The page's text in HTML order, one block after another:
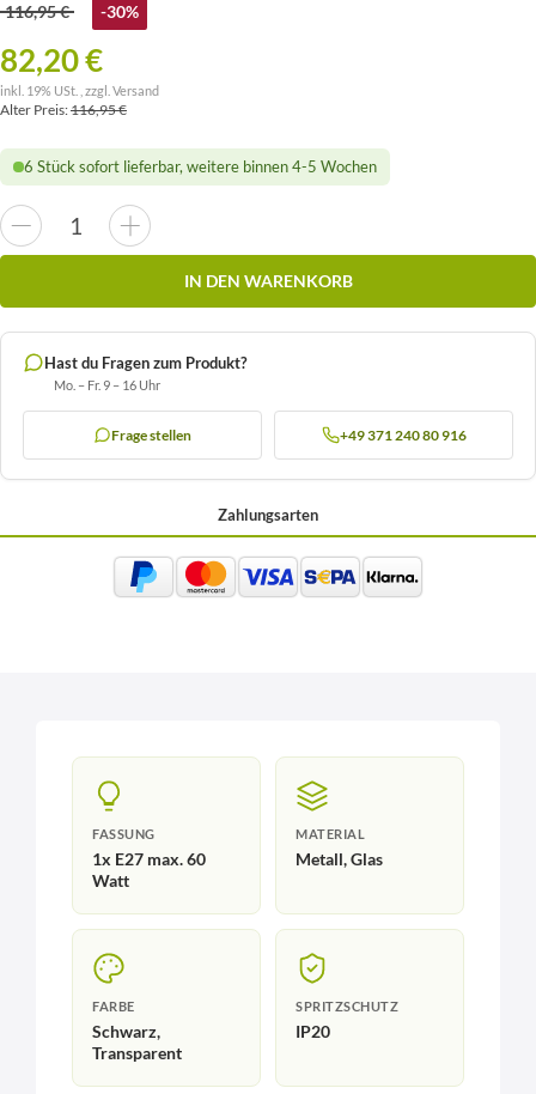
116,95 € -30%
82,20 €
inkl. 19% USt. , zzgl. Versand
Alter Preis:116,95 €
6 Stück sofort lieferbar, weitere binnen 4-5 Wochen
IN DEN WARENKORB
Hast du Fragen zum Produkt?
Mo. – Fr. 9 – 16 Uhr
Frage stellen +49 371 240 80 916
Zahlungsarten
FASSUNG
1x E27 max. 60
Watt
MATERIAL
Metall, Glas
FARBE
Schwarz,
Transparent
SPRITZSCHUTZ
IP20